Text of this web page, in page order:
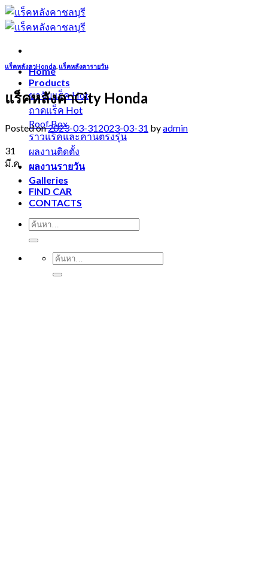
Skip
to
content
Home
Products
ขาจับแร็ค
ถาดแร็ค
Roof Box
ราวแร็คและคานตรงรุ่น
ผลงานติดตั้ง
ผลงานรายวัน
Galleries
FIND CAR
CONTACTS
แร็คหลังคาHonda แร็คหลังคารายวัน
แร็คหลังคาCity Honda
Posted on2023-03-312023-03-31 byadmin
31
มี.ค.